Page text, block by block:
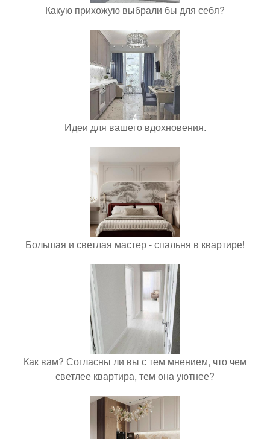
Какую прихожую выбрали бы для себя?
Идеи для вашего вдохновения.
Большая и светлая мастер - спальня в квартире!
Как вам? Согласны ли вы с тем мнением, что чем
светлее квартира, тем она уютнее?